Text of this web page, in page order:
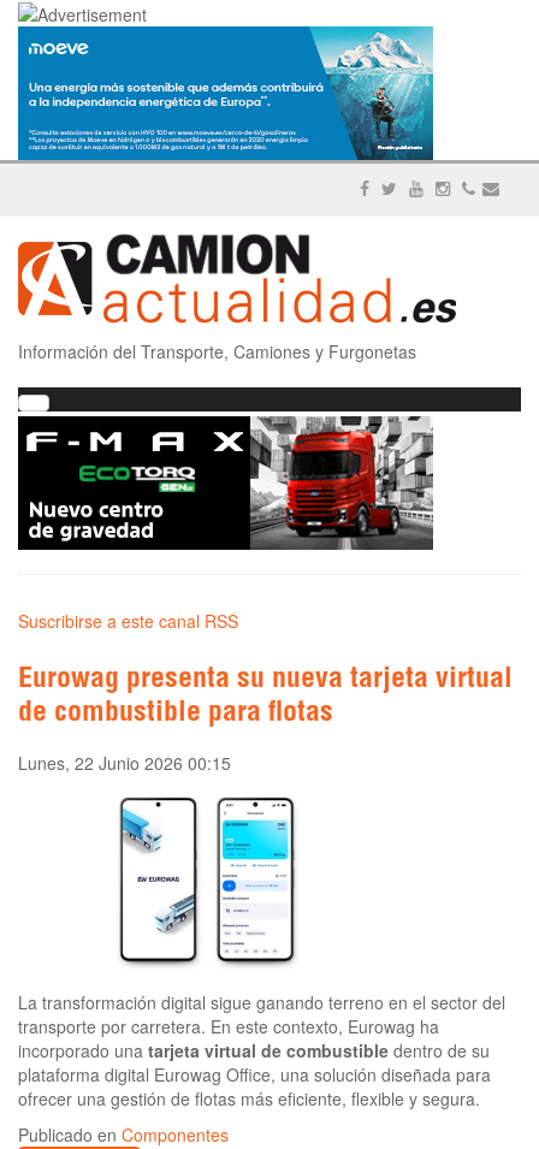
Información del Transporte, Camiones y Furgonetas
Suscribirse a este canal RSS
Eurowag presenta su nueva tarjeta virtual
de combustible para flotas
Lunes, 22 Junio 2026 00:15
La transformación digital sigue ganando terreno en el sector del
transporte por carretera. En este contexto, Eurowag ha
incorporado una tarjeta virtual de combustible dentro de su
plataforma digital Eurowag Office, una solución diseñada para
ofrecer una gestión de flotas más eficiente, flexible y segura.
Publicado en Componentes